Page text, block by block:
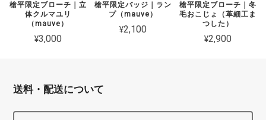
槍平限定ブローチ｜立
体クルマユリ
（mauve）
¥3,000
槍平限定バッジ｜ラン
プ（mauve）
¥2,100
槍平限定ブローチ｜冬
毛おこじょ（革細工ま
つした）
¥2,900
送料・配送について